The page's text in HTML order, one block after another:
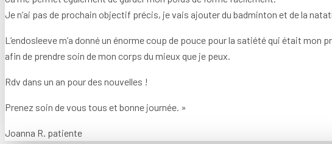
Je n’ai pas de prochain objectif précis, je vais ajouter du badminton et de la
L’endosleeve m’a donné un énorme coup de pouce pour la satiété qui était mon
afin de prendre soin de mon corps du mieux que je peux.
Rdv dans un an pour des nouvelles !
Prenez soin de vous tous et bonne journée. »
Joanna R. patiente